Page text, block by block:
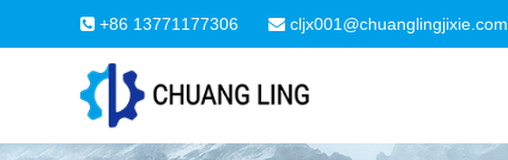
+86 13771177306 cljx001@chuanglingjixie.com